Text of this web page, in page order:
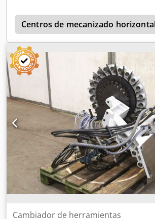
Centros de mecanizado
Cambiador de herramientas